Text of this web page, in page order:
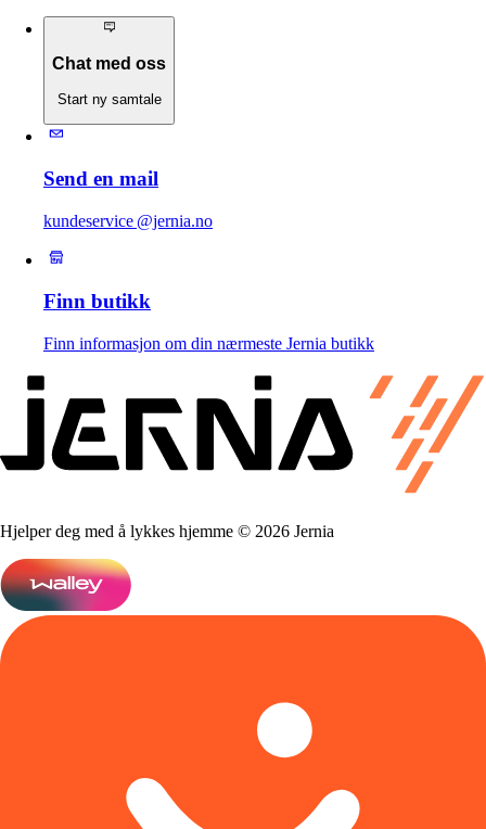
Chat med oss
Start ny samtale
Send en mail
kundeservice @jernia.no
Finn butikk
Finn informasjon om din nærmeste Jernia butikk
Hjelper deg med å lykkes hjemme © 2026 Jernia